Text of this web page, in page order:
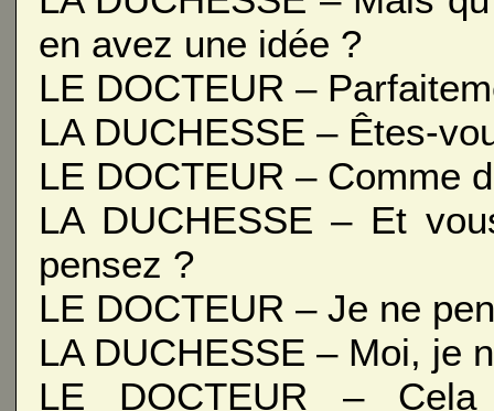
en avez une idée ?
LE DOCTEUR –
LA DUCHESSE – Êtes-
LE DOCTEUR – Comme
LA DUCHESSE – Et
pensez ?
LE DOCTEUR – Je ne
LA DUCHESSE – Moi, je
LE DOCTEUR –